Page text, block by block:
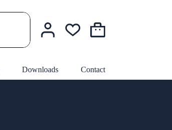
Winkelwagen
Downloads Contact